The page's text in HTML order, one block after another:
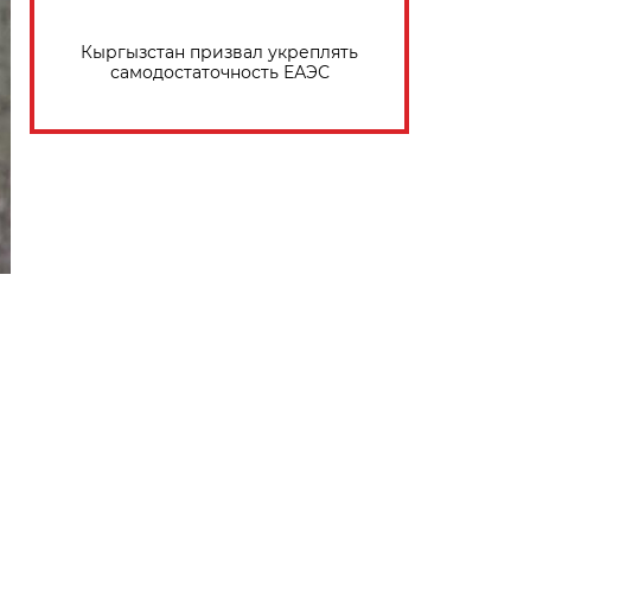
Кыргызстан призвал укреплять
самодостаточность ЕАЭС